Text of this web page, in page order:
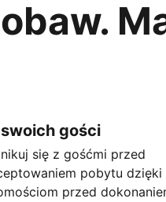
gości
się z gośćmi przed
pobytu dzięki
przed